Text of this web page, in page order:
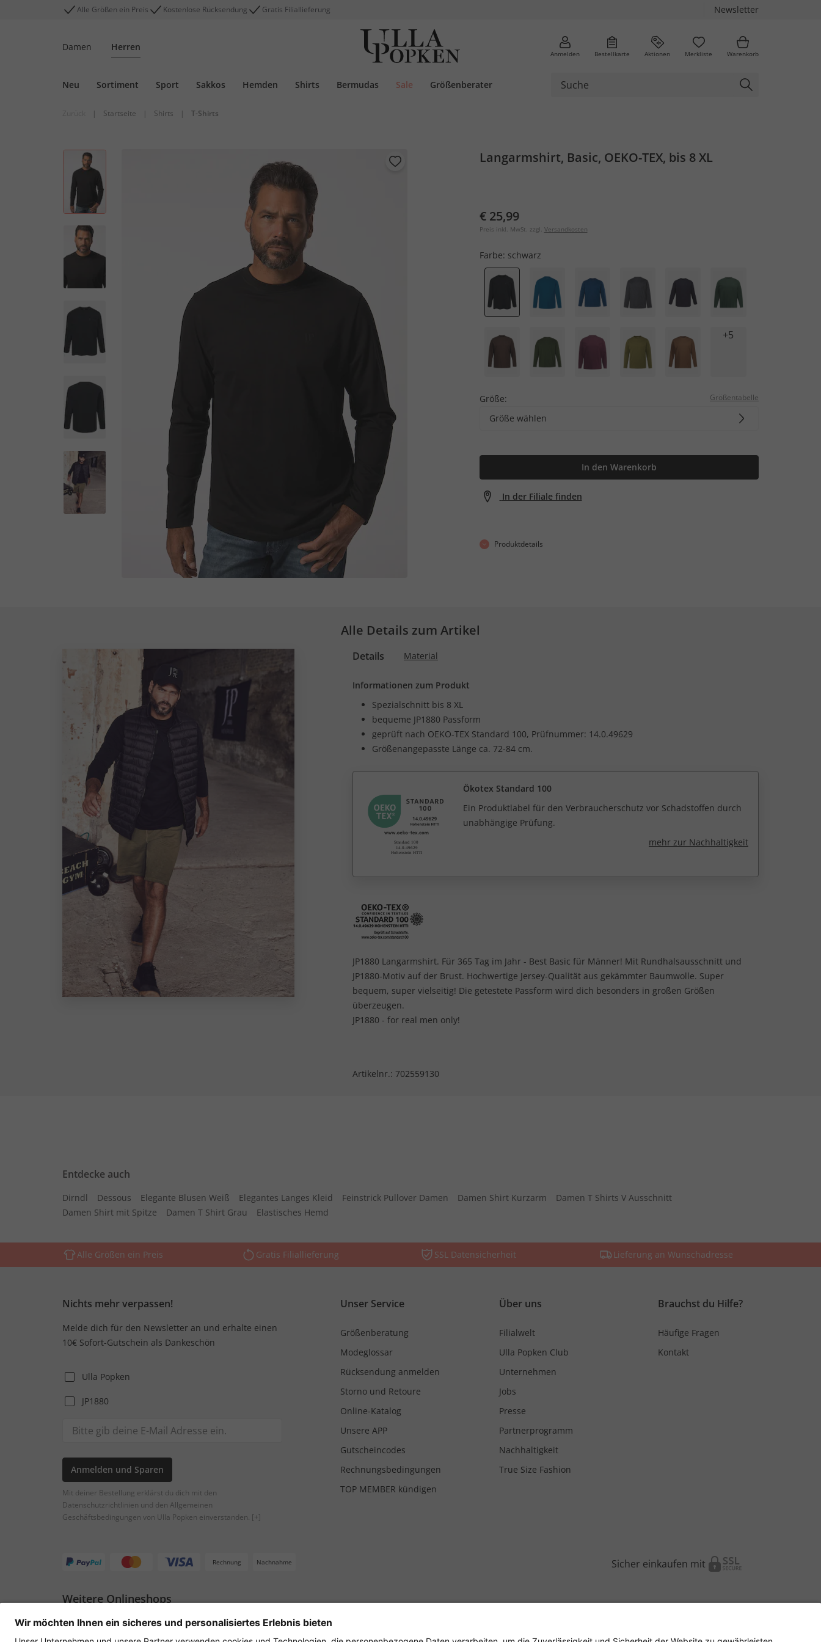
Alle Größen ein Preis Kostenlose Rücksendung Gratis Filiallieferung Newsletter
Damen Herren
Anmelden Bestellkarte Aktionen Merkliste Warenkorb
Neu Sortiment Sport Sakkos Hemden Shirts Bermudas Sale Größenberater
| Startseite | Shirts | T-Shirts
Langarmshirt, Basic, OEKO-TEX, bis 8 XL
€ 25,99
Preis inkl. MwSt. zzgl. Versandkosten
Farbe: schwarz
+5
Größe: Größentabelle
Größe wählen
In den Warenkorb
In der Filiale finden
Produktdetails
Alle Details zum Artikel
Details Material
Informationen zum Produkt
Spezialschnitt bis 8 XL
bequeme JP1880 Passform
geprüft nach OEKO-TEX Standard 100, Prüfnummer: 14.0.49629
Größenangepasste Länge ca. 72-84 cm.
Ökotex Standard 100
Ein Produktlabel für den Verbraucherschutz vor Schadstoffen durch
unabhängige Prüfung.
mehr zur Nachhaltigkeit
JP1880 Langarmshirt. Für 365 Tag im Jahr - Best Basic für Männer! Mit Rundhalsausschnitt und
JP1880-Motiv auf der Brust. Hochwertige Jersey-Qualität aus gekämmter Baumwolle. Super
bequem, super vielseitig! Die getestete Passform wird dich besonders in großen Größen
überzeugen.
JP1880 - for real men only!
Artikelnr.: 702559130
Entdecke auch
Dirndl Dessous Elegante Blusen Weiß Elegantes Langes Kleid Feinstrick Pullover Damen Damen Shirt Kurzarm
Damen T Shirts V Ausschnitt
Damen Shirt mit Spitze
Damen T Shirt Grau Elastisches Hemd
Alle Größen ein Preis Gratis Filiallieferung SSL Datensicherheit Lieferung an Wunschadresse
Nichts mehr verpassen!
Melde dich für den Newsletter an und erhalte einen
10€ Sofort-Gutschein als Dankeschön
Ulla Popken
JP1880
Anmelden und Sparen
Mit deiner Bestellung erklärst du dich mit den
Datenschutzrichtlinien und den Allgemeinen
Geschäftsbedingungen von Ulla Popken einverstanden. [+]
Unser Service
Größenberatung
Modeglossar
Rücksendung anmelden
Storno und Retoure
Online-Katalog
Unsere APP
Gutscheincodes
Rechnungsbedingungen
TOP MEMBER kündigen
Über uns
Filialwelt
Ulla Popken Club
Unternehmen
Jobs
Presse
Partnerprogramm
Nachhaltigkeit
True Size Fashion
Brauchst du Hilfe?
Häufige Fragen
Kontakt
Rechnung Nachnahme Sicher einkaufen mit
Weitere Onlineshops
Österreich